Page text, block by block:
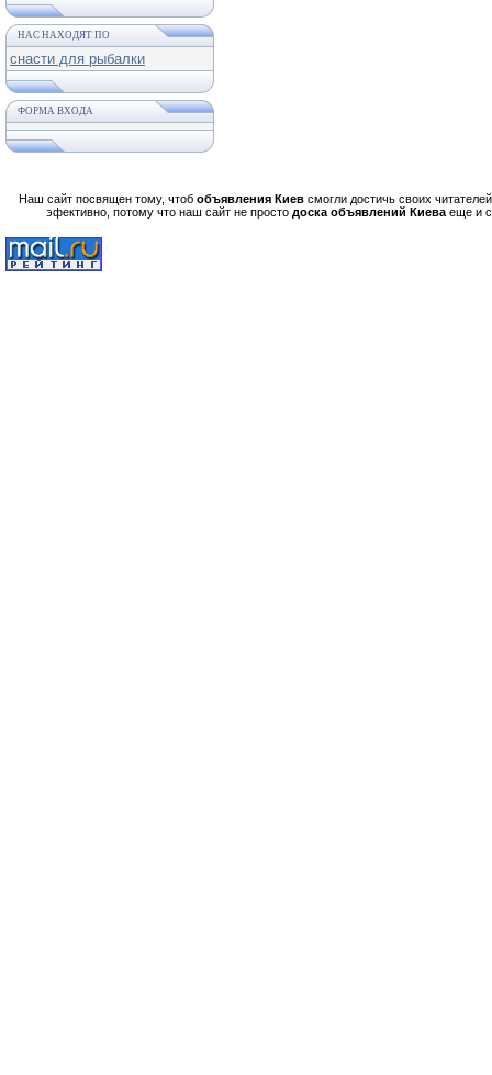
НАС НАХОДЯТ ПО
снасти для рыбалки
ФОРМА ВХОДА
Наш сайт посвящен тому, чтоб объявления Киевсмогли достичь своих
эфективно, потому что наш сайт не просто доска объявлений Киева еще и